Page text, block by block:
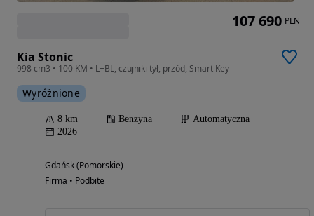
Kia Stonic
998 cm3 • 100 KM • L+BL, czujniki tył, przód, Smart Key
Wyróżnione
8 km Benzyna
Automatyczna
2026
Gdańsk (Pomorskie)
Firma • Podbite
107 690 PLN